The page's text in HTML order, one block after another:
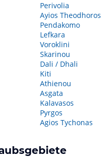
Perivolia
Ayios Theodhoros
Pendakomo
Lefkara
Voroklini
Skarinou
Dali / Dhali
Kiti
Athienou
Asgata
Kalavasos
Pyrgos
Agios Tychonas